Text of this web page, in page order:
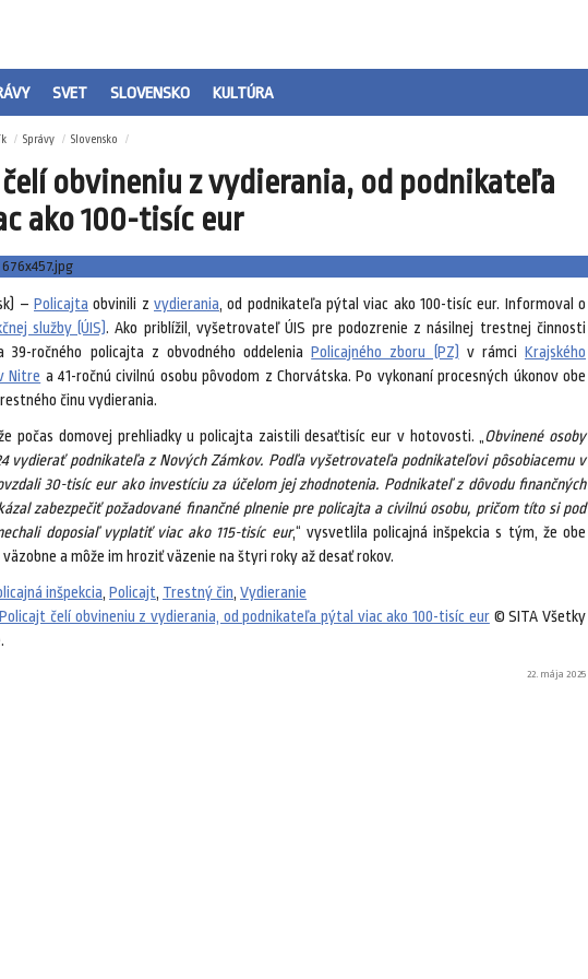
SVET SLOVENSKO KULTÚRA
Správy Slovensko
obvineniu z vydierania, od podnikateľa
ako 100-tisíc eur
– Policajta obvinili z vydierania, od podnikateľa pýtal viac ako 100-tisíc eur. Informoval o
služby (ÚIS). Ako priblížil, vyšetrovateľ ÚIS pre podozrenie z násilnej trestnej činnosti
39-ročného policajta z obvodného oddeleniaPolicajného zboru (PZ) v rámciKrajského
Nitre a 41-ročnú civilnú osobu pôvodom z Chorvátska. Po vykonaní procesných úkonov obe
činu vydierania.
počas domovej prehliadky u policajta zaistili desaťtisíc eur v hotovosti. „Obvinené osoby
vydierať podnikateľa z Nových Zámkov. Podľa vyšetrovateľa podnikateľovi pôsobiacemu v
30-tisíc eur ako investíciu za účelom jej zhodnotenia. Podnikateľ z dôvodu finančných
zabezpečiť požadované finančné plnenie pre policajta a civilnú osobu, pričom títo si pod
doposiaľ vyplatiť viac ako 115-tisíc eur,“ vysvetlila policajná inšpekcia s tým, že obe
a môže im hroziť väzenie na štyri roky až desať rokov.
inšpekcia, Policajt, Trestný čin, Vydieranie
Policajt čelí obvineniu z vydierania, od podnikateľa pýtal viac ako 100-tisíc eur© SITA Všetky
22. mája 2025